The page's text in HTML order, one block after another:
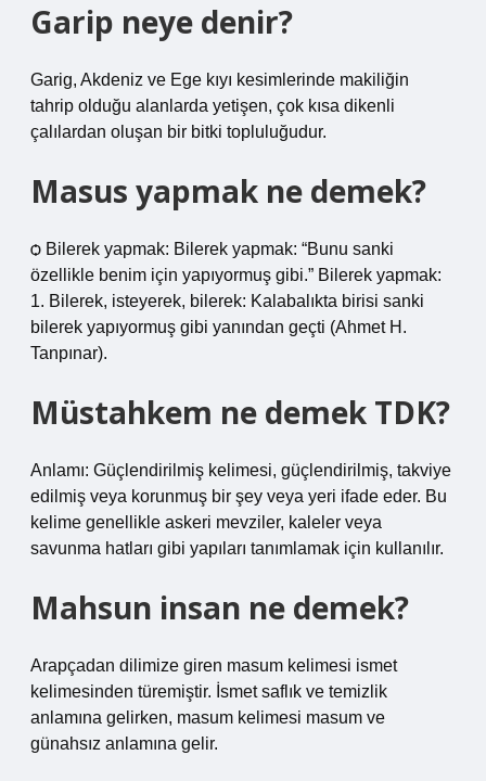
Garip neye denir?
Garig, Akdeniz ve Ege kıyı kesimlerinde makiliğin
tahrip olduğu alanlarda yetişen, çok kısa dikenli
çalılardan oluşan bir bitki topluluğudur.
Masus yapmak ne demek?
ѻ Bilerek yapmak: Bilerek yapmak: “Bunu sanki
özellikle benim için yapıyormuş gibi.” Bilerek yapmak:
1. Bilerek, isteyerek, bilerek: Kalabalıkta birisi sanki
bilerek yapıyormuş gibi yanından geçti (Ahmet H.
Tanpınar).
Müstahkem ne demek TDK?
Anlamı: Güçlendirilmiş kelimesi, güçlendirilmiş, takviye
edilmiş veya korunmuş bir şey veya yeri ifade eder. Bu
kelime genellikle askeri mevziler, kaleler veya
savunma hatları gibi yapıları tanımlamak için kullanılır.
Mahsun insan ne demek?
Arapçadan dilimize giren masum kelimesi ismet
kelimesinden türemiştir. İsmet saflık ve temizlik
anlamına gelirken, masum kelimesi masum ve
günahsız anlamına gelir.